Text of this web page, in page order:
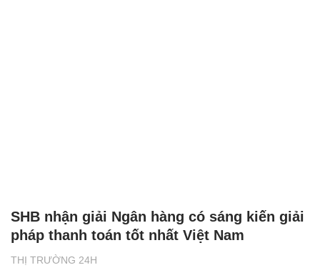
THỊ TRƯỜNG 24H
SHB nhận giải Ngân hàng có sáng kiến giải
pháp thanh toán tốt nhất Việt Nam